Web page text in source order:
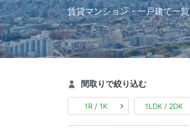
賃貸マンション・一戸建て一覧
間取りで絞り込む
1R / 1K 1LDK / 2DK